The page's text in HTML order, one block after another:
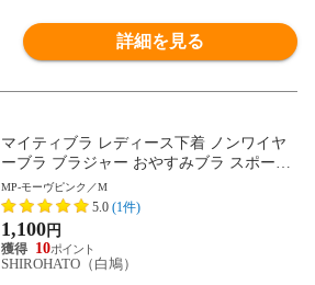
詳細を見る
マイティブラ レディース下着 ノンワイヤ
ーブラ ブラジャー おやすみブラ スポーツ
ブラ ワイヤレスブラ ナイトブラ
MP-モーヴピンク／M
5.0 (1件)
1,100円
10
SHIROHATO（白鳩）